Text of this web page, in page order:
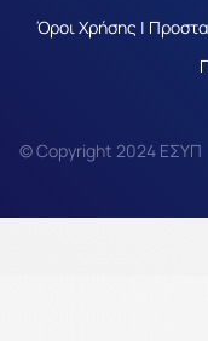
Όροι Χρήσης |
© Copyright 2024 ΕΣΥΠ